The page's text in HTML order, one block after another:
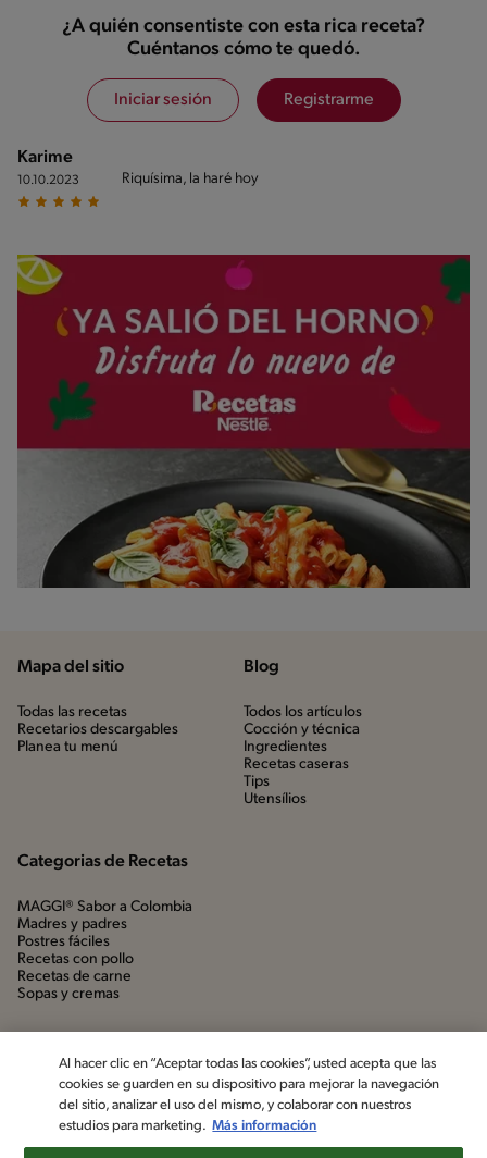
¿A quién consentiste con esta rica receta?
Cuéntanos cómo te quedó.
Iniciar sesión Registrarme
Karime
10.10.2023 Riquísima, la haré hoy
Mapa del sitio
Todas las recetas
Recetarios descargables
Planea tu menú
Blog
Todos los artículos
Cocción y técnica
Ingredientes
Recetas caseras
Tips
Utensílios
Categorias de Recetas
MAGGI® Sabor a Colombia
Madres y padres
Postres fáciles
Recetas con pollo
Recetas de carne
Sopas y cremas
Al hacer clic en “Aceptar todas las cookies”, usted acepta que las
cookies se guarden en su dispositivo para mejorar la navegación
del sitio, analizar el uso del mismo, y colaborar con nuestros
estudios para marketing. Más información